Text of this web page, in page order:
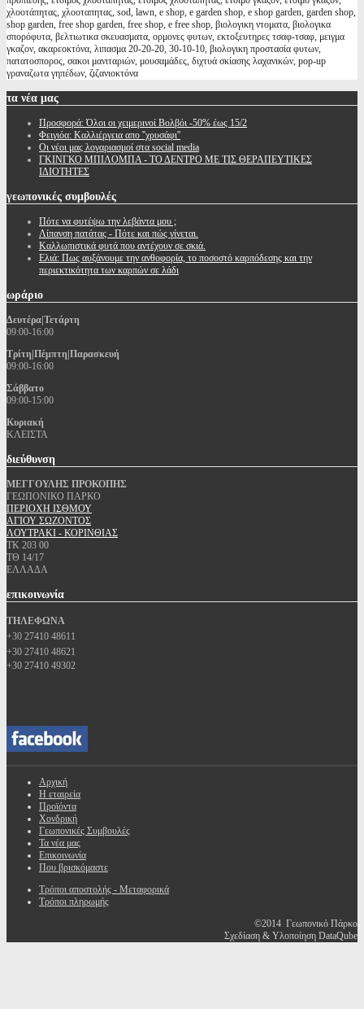
χλοοτάπητας, χλοοταπητας, sod, lawn, e shop, e garden shop, e shop garden, garden shop,
shop garden, free shop garden, free shop, e free shop, βιολογικη ντοματα, βιολογικα
σπορόφυτα, βελτιωτικα σκευασματα, ορμονες φυτων, εκτοξευτηρες τσαφ-τσαφ, μειγμα
γκαζον, ακαρεοκτόνα, λιπασμα 20-20-20, 30-10-10, βιολογικη προστασία φυτων,
πατατοσπορος, σακοι μανιταριών, μουσαμάδες, διχτυά σκίασης λαχανικών, pop-up
γραναζωτα γηπέδων, ζιζανιοκτόνα
τα νέα μας
Προσφορά: Όλοι οι χειμερινοί Βολβόι -50% έως 15/2
Φειγιόα: Καλλιέργεια απο ''χρυσάφι''
Oι νέοι μας λογαριασμοί στα social media
ΓΚΙΝΓΚΟ ΜΠΙΛΟΜΠΑ - ΤΟ ΔΕΝΤΡΟ ΜΕ ΤΙΣ ΘΕΡΑΠΕΥΤΙΚΕΣ
ΙΔΙΟΤΗΤΕΣ
γεωπονικές συμβουλές
Πότε να φυτέψω την λεβάντα μου ;
Λίπανση πατάτας - Πότε και πώς γίνεται.
Καλλωπιστικά φυτά που αντέχουν σε σκιά.
Ελιά: Πως αυξάνουμε την ανθοφορία, το ποσοστό καρπόδεσης και την
περιεκτικότητα των καρπών σε λάδι
ωράριο
Δευτέρα|Τετάρτη
09:00-16:00
Τρίτη|Πέμπτη|Παρασκευή
09:00-16:00
Σάββατο
09:00-15:00
Κυριακή
ΚΛΕΙΣΤΑ
διεύθυνση
ΜΕΓΓΟΥΛΗΣ ΠΡΟΚΟΠΗΣ
ΓΕΩΠΟΝΙΚΟ ΠΑΡΚΟ
ΠΕΡΙΟΧΗ ΙΣΘΜΟΥ
ΑΓΙΟΥ ΣΩΖΟΝΤΟΣ
ΛΟΥΤΡΑΚΙ - ΚΟΡΙΝΘΙΑΣ
ΤΚ 203 00
ΤΘ 14/17
ΕΛΛΑΔΑ
επικοινωνία
ΤΗΛΕΦΩΝΑ
+30 27410 48611
+30 27410 48621
+30 27410 49302
Αρχική
Η εταιρεία
Προϊόντα
Χονδρική
Γεωπονικές Συμβουλές
Τα νέα μας
Επικοινωνία
Που βρισκόμαστε
Τρόποι αποστολής - Μεταφορικά
Τρόποι πληρωμής
©2014 Γεωπονικό Πάρκο
Σχεδίαση & Υλοποίηση DataQube